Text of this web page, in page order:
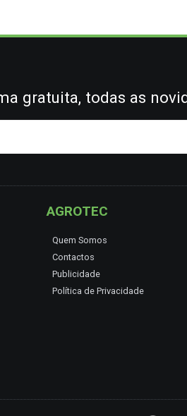
gratuita, todas as
AGROTEC
Quem Somos
Contactos
Publicidade
Política de Privacidade